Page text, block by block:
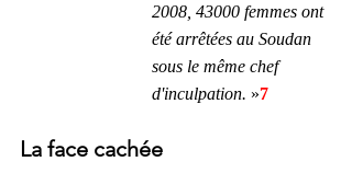
2008, 43000 femmes ont
été arrêtées au Soudan
sous le même chef
d'inculpation. »7
La face cachée